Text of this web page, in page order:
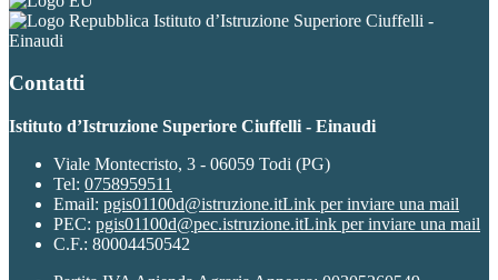
Istituto d’Istruzione Superiore Ciuffelli -
Einaudi
Contatti
Istituto d’Istruzione Superiore Ciuffelli - Einaudi
Viale Montecristo, 3 - 06059 Todi (PG)
Tel: 0758959511
Email: pgis01100d@istruzione.itLink per inviare una mail
PEC: pgis01100d@pec.istruzione.itLink per inviare una mail
C.F.: 80004450542